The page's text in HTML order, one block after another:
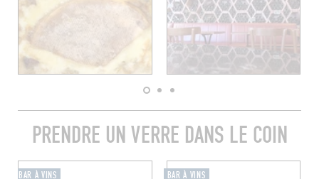
PRENDRE UN VERRE DANS LE COIN
BAR À VINS BAR À VINS